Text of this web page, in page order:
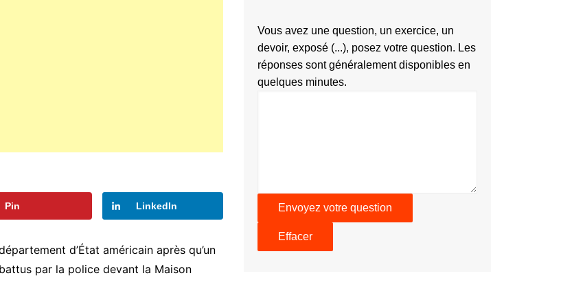
Pin LinkedIn
d’État américain après qu’un
par la police devant la Maison
Vous avez une question, un exercice, un
devoir, exposé (...), posez votre question. Les
réponses sont généralement disponibles en
quelques minutes.